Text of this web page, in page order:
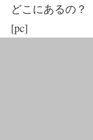
どこにあるの？
[pc]